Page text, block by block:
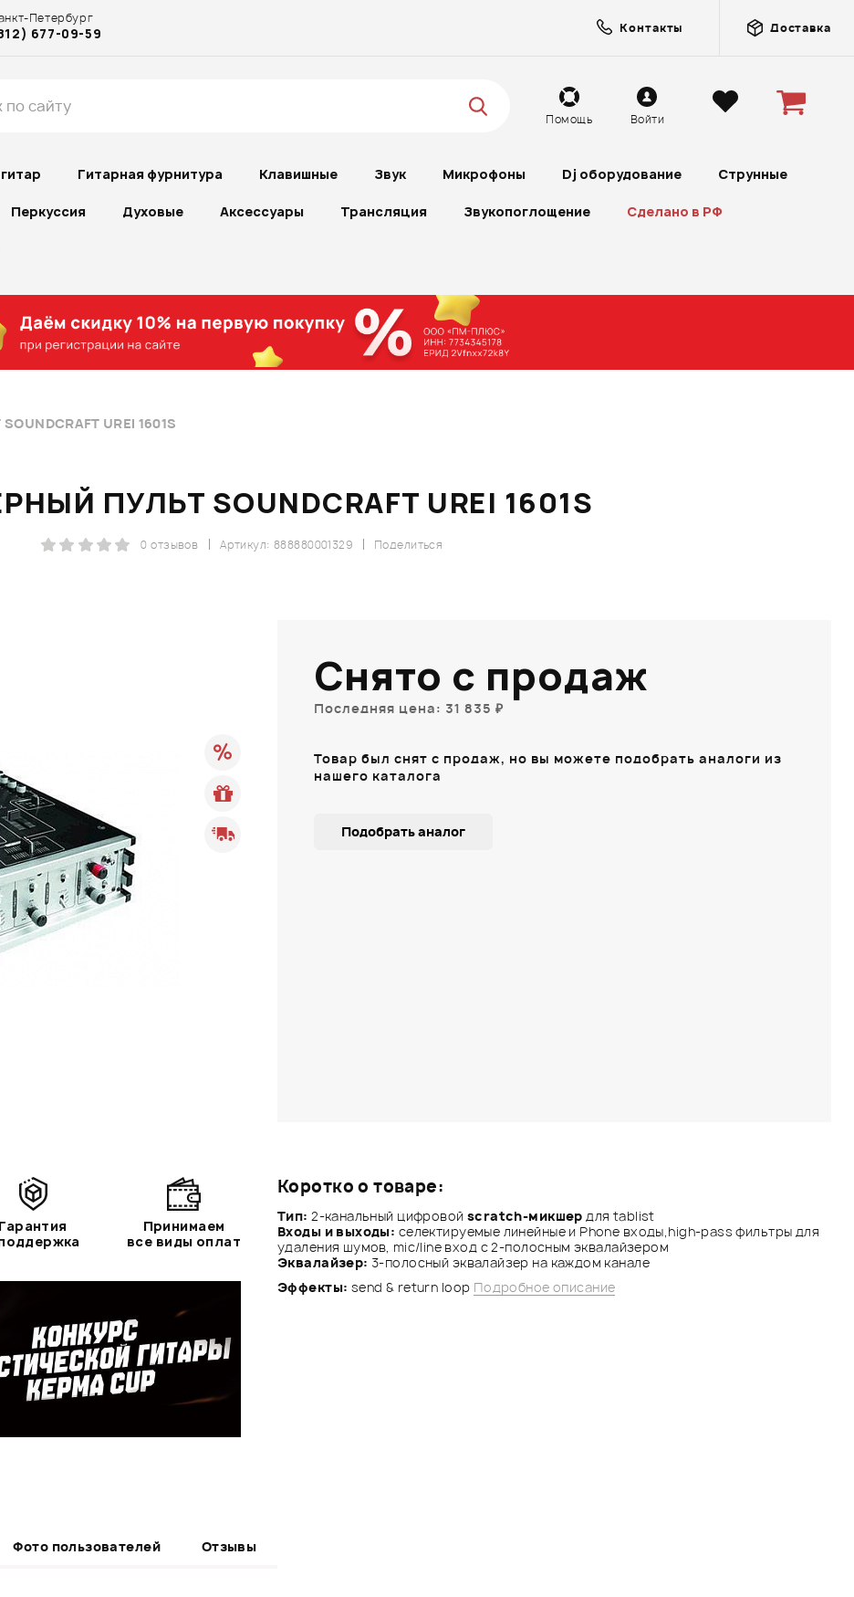
Петербург
677-09-59 Контакты Доставка
Помощь Войти
Гитарная фурнитура Клавишные Звук Микрофоны Dj оборудование Струнные
Перкуссия Духовые Аксессуары Трансляция Звукопоглощение Сделано в РФ
UREI 1601S
ПУЛЬТ SOUNDCRAFT UREI 1601S
Поделиться
Артикул: 888880001329
0 отзывов
Коротко о товаре:
Тип: 2-канальный цифровой scratch-микшер для tablist
Входы и выходы: селектируемые линейные и Phone входы,high-pass фильтры для
удаления шумов, mic/line вход с 2-полосным эквалайзером
Эквалайзер: 3-полосный эквалайзер на каждом канале
Эффекты: send & return loop Подробное описание
Снято с продаж
Последняя цена: 31 835 ₽
Товар был снят с продаж, но вы можете подобрать аналоги из
нашего каталога
Подобрать аналог
Гарантия
Принимаем
все виды оплат
Фото пользователей Отзывы